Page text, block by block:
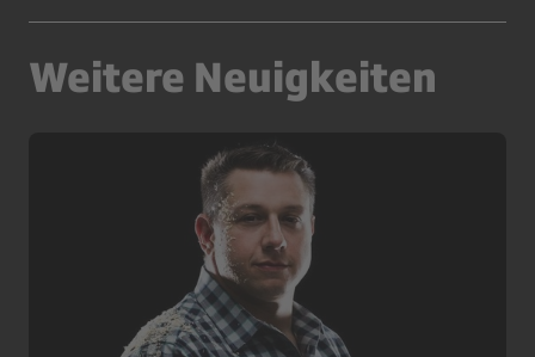
Weitere Neuigkeiten